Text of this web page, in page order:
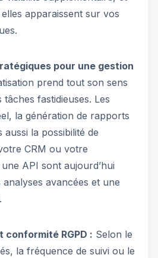
apparaissent sur vos
pour une gestion
prend tout son sens
tâches fastidieuses. Les
la génération de rapports
aussi la possibilité de
CRM ou votre
API sont aujourd’hui
avancées et une
RGPD : Selon le
la fréquence de suivi ou le